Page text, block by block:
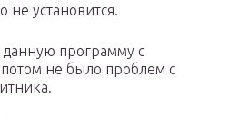
не установится.
данную программу с
не было проблем с